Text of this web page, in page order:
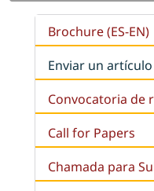
Brochure (ES-EN)
Enviar un artículo
Convocatoria de
Call for Papers
Chamada para